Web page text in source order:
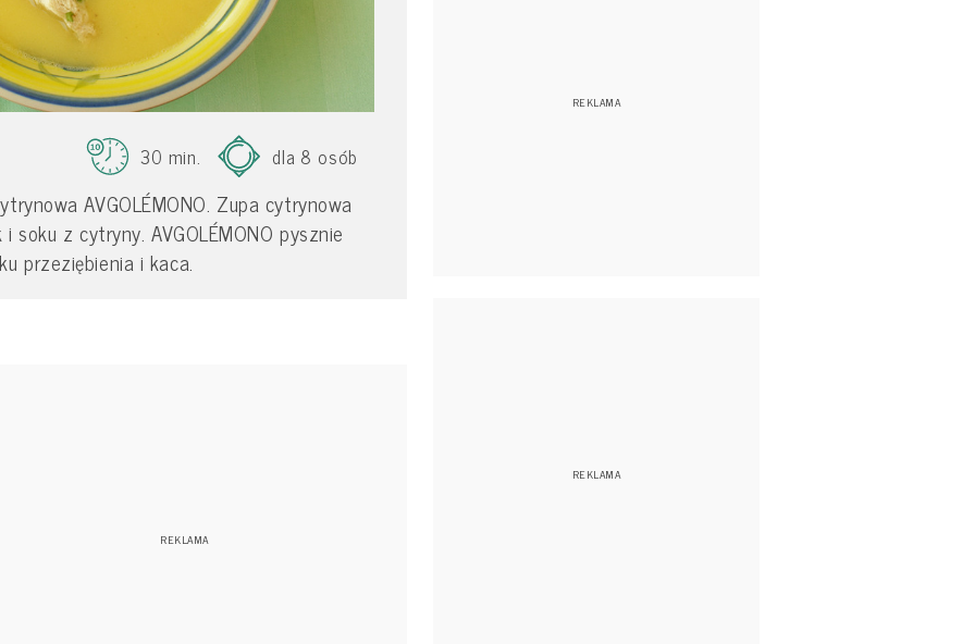
30 min. dla 8 osób
AVGOLÉMONO. Zupa cytrynowa
z cytryny. AVGOLÉMONO pysznie
przeziębienia i kaca.